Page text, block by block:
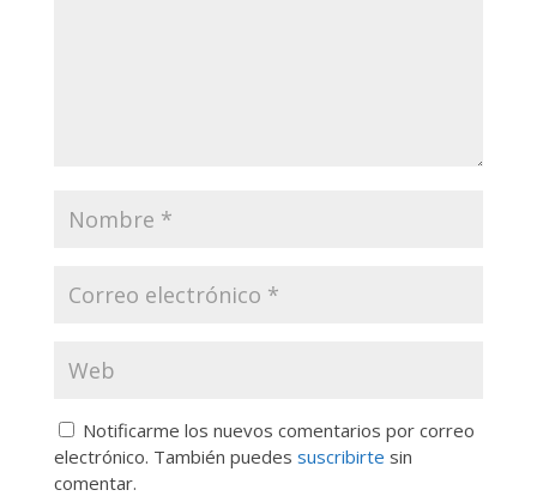
Notificarme los nuevos comentarios por correo
electrónico. También puedes suscribirte sin
comentar.